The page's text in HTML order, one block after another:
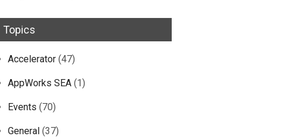
Topics
Accelerator(47)
AppWorks SEA(1)
Events (70)
General(37)